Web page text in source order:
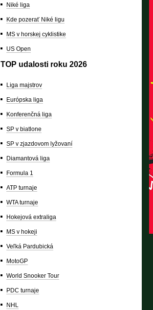
Niké liga
Kde pozerať Niké ligu
MS v horskej cyklistike
US Open
TOP udalosti roku 2026
Liga majstrov
Európska liga
Konferenčná liga
SP v biatlone
SP v zjazdovom lyžovaní
Diamantová liga
Formula 1
ATP turnaje
WTA turnaje
Hokejová extraliga
MS v hokeji
Veľká Pardubická
MotoGP
World Snooker Tour
PDC turnaje
NHL